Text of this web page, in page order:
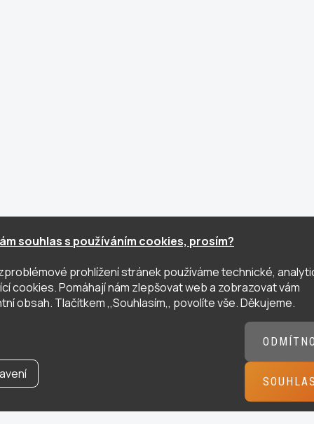
souhlas s používáním cookies, prosím?
prohlížení stránek používáme technické,
cookies. Pomáhají nám zlepšovat web a zobrazovat vám
obsah. Tlačítkem ,,Souhlasím,, povolíte vše. Děkujeme.